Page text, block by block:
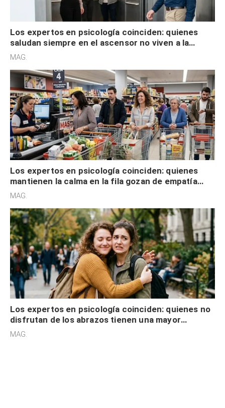
Los expertos en psicología coinciden: quienes
saludan siempre en el ascensor no viven a la
defensiva y tienen apertura social
MAG.
Los expertos en psicología coinciden: quienes
mantienen la calma en la fila gozan de empatía
cognitiva, gratitud y no solo tienen autocontrol
MAG.
Los expertos en psicología coinciden: quienes no
disfrutan de los abrazos tienen una mayor
sensibilidad a los estímulos físicos y no es por
MAG.